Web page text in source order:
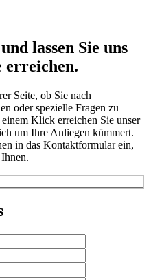
lassen Sie uns
erreichen.
Seite, ob Sie nach
oder spezielle Fragen zu
Klick erreichen Sie unser
um Ihre Anliegen kümmert.
in das Kontaktformular ein,